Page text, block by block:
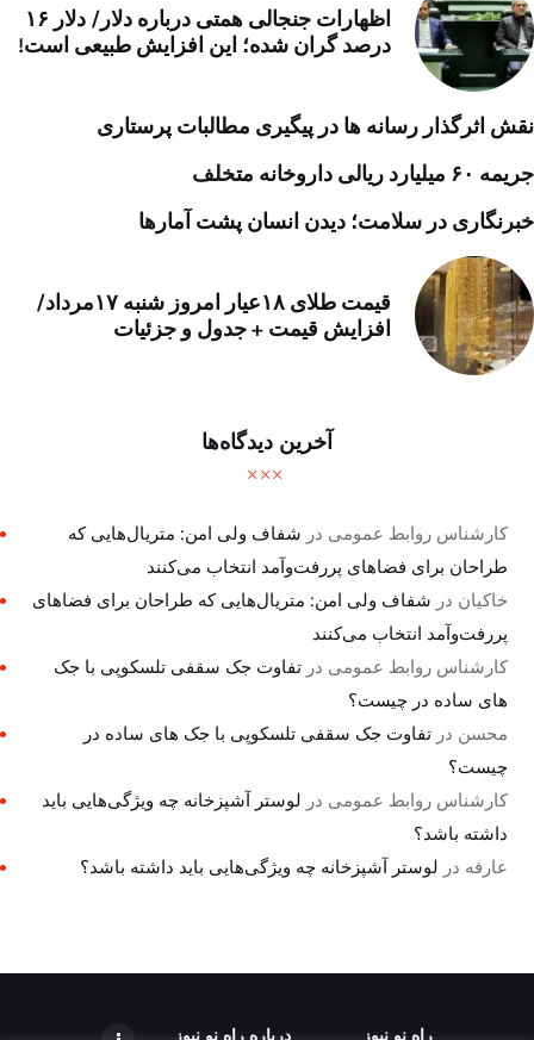
اظهارات جنجالی همتی درباره دلار/ دلار ۱۶
درصد گران شده؛ این افزایش طبیعی است!
نقش اثرگذار رسانه ها در پیگیری مطالبات پرستاری
جریمه ۶۰ میلیارد ریالی داروخانه متخلف
خبرنگاری در سلامت؛ دیدن انسان پشت آمارها
قیمت طلای ۱۸عیار امروز شنبه ۱۷مرداد/
افزایش قیمت + جدول و جزئیات
آخرین دیدگاه‌ها
کارشناس روابط عمومی در شفاف ولی امن: متریال‌هایی که
طراحان برای فضاهای پررفت‌وآمد انتخاب می‌کنند
خاکیان در شفاف ولی امن: متریال‌هایی که طراحان برای فضاهای
پررفت‌وآمد انتخاب می‌کنند
کارشناس روابط عمومی درتفاوت جک سقفی تلسکوپی با جک
های ساده در چیست؟
محسن درتفاوت جک سقفی تلسکوپی با جک های ساده در
چیست؟
کارشناس روابط عمومی در لوستر آشپزخانه چه ویژگی‌هایی باید
داشته باشد؟
عارفه در لوستر آشپزخانه چه ویژگی‌هایی باید داشته باشد؟
راه نو نیوز درباره راه‌ نو نیوز